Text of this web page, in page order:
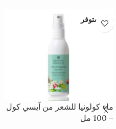
غير متوفر
ماء كولونيا للشعر من آيسي كول
– 100 مل